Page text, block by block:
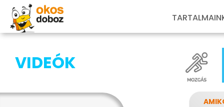
VIDEÓK